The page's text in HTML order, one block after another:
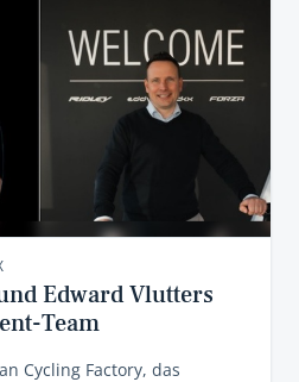
Edward Vlutters
Team
Cycling Factory, das